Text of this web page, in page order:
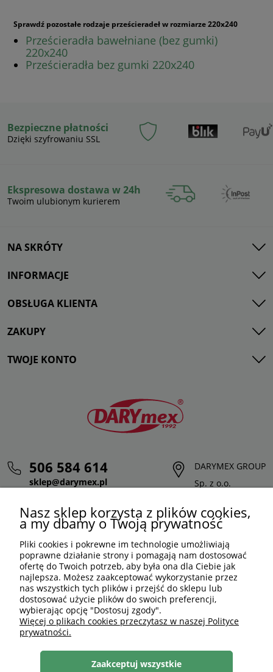
Sprawdź pozostałe rodzaje prześcieradeł w rozmiarze 220x240
Prześcieradła bawełniane (bez gumki)
220x240
Prześcieradła bez gumki 220x240
Bezpieczne płatności
Dzięki szyfrowaniu SSL
Ekspresowa dostawa w 24h
Twoim ulubionym kurierem
NA SKRÓTY
INFORMACJE
OBSŁUGA KLIENTA
ZAKUPY
TWOJE KONTO
506 584 614
sklep@darymex.pl
DARYMEX GROUP
Sp. z o.o.
32-620 Brzeszcze
PLN PL
Nasz sklep korzysta z plików cookies,
a my dbamy o Twoją prywatność
Pliki cookies i pokrewne im technologie umożliwiają
poprawne działanie strony i pomagają nam dostosować
ofertę do Twoich potrzeb, aby była ona dla Ciebie jak
najlepsza. Możesz zaakceptować wykorzystanie przez
nas wszystkich tych plików i przejść do sklepu lub
dostosować użycie plików do swoich preferencji,
wybierając opcję "Dostosuj zgody".
Więcej o plikach cookies przeczytasz w naszej Polityce
prywatności.
Zaakceptuj wszystkie